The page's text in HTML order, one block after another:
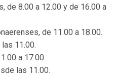
de 8.00 a 12.00 y de 16.00 a
de 11.00 a 18.00.
11.00.
a 17.00.
las 11.00.